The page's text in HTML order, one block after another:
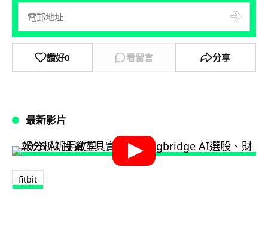
讚好0 看留言 分享
最新影片
fitbit